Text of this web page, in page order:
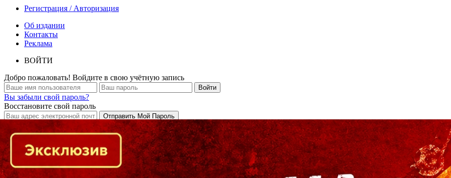
Регистрация / Авторизация
Об издании
Контакты
Реклама
ВОЙТИ
Добро пожаловать! Войдите в свою учётную запись
Вы забыли свой пароль?
Восстановите свой пароль
Кто есть кто в Байкальском регионе